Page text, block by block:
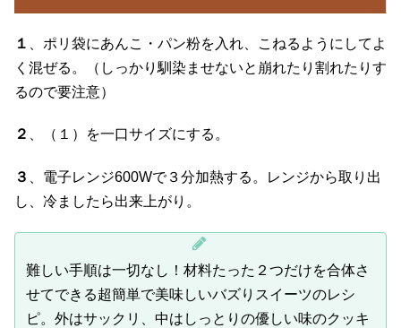
１
、ポリ袋にあんこ・パン粉を入れ、こねるようにしてよ
く混ぜる。（しっかり馴染ませないと崩れたり割れたりす
るので要注意）
２ 、（１）を一口サイズにする。
３
、電子レンジ600Wで３分加熱する。レンジから取り出
し、冷ましたら出来上がり。
難しい手順は一切なし！材料たった２つだけを合体さ
せてできる超簡単で美味しいバズりスイーツのレシ
ピ。外はサックリ、中はしっとりの優しい味のクッキ